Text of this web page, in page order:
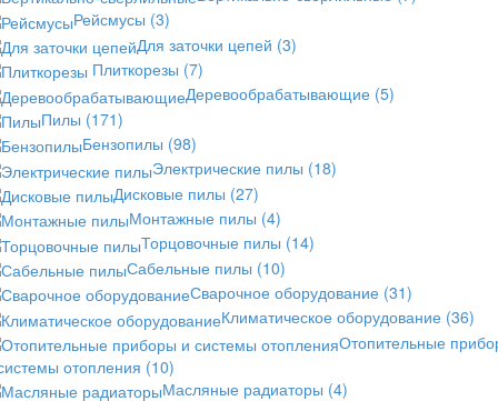
Рейсмусы (3)
Для заточки цепей (3)
Плиткорезы (7)
Деревообрабатывающие (5)
Пилы (171)
Бензопилы (98)
Электрические пилы (18)
Дисковые пилы (27)
Монтажные пилы (4)
Торцовочные пилы (14)
Сабельные пилы (10)
Сварочное оборудование (31)
Климатическое оборудование (36)
Отопительные
отопления (10)
Масляные радиаторы (4)